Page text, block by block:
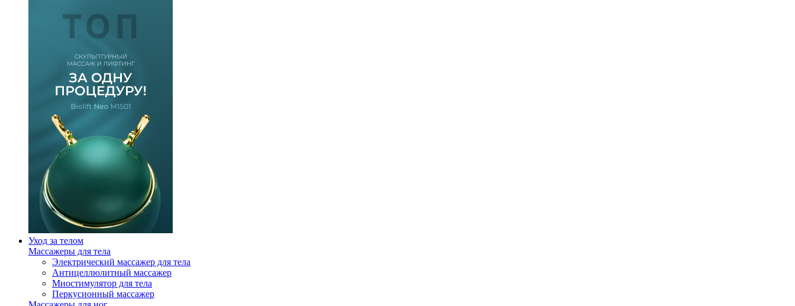
Уход за телом
Массажеры для тела
Электрический массажер для тела
Антицеллюлитный массажер
Миостимулятор для тела
Перкусионный массажер